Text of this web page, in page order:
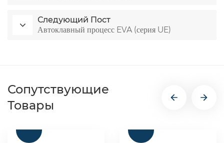
Следующий Пост
Автоклавный процесс EVA (серия UE)
Сопутствующие
Товары